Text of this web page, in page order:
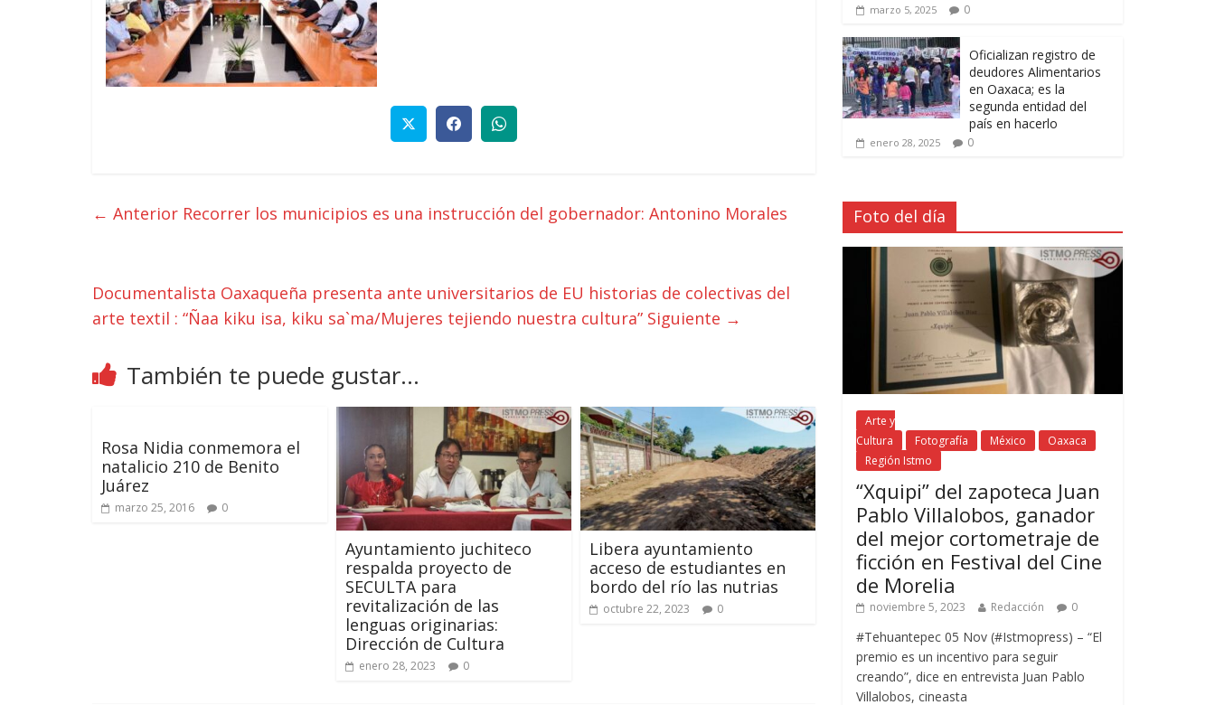
← Anterior Recorrer los municipios es una instrucción del gobernador: Antonino Morales
Documentalista Oaxaqueña presenta ante universitarios de EU historias de colectivas del
arte textil : “Ñaa kiku isa, kiku sa`ma/Mujeres tejiendo nuestra cultura” Siguiente →
También te puede gustar...
Rosa Nidia conmemora el
natalicio 210 de Benito
Juárez
marzo 25, 2016 0
Ayuntamiento juchiteco
respalda proyecto de
SECULTA para
revitalización de las
lenguas originarias:
Dirección de Cultura
enero 28, 2023 0
Libera ayuntamiento
acceso de estudiantes en
bordo del río las nutrias
octubre 22, 2023 0
marzo 5, 2025 0
Oficializan registro de
deudores Alimentarios
en Oaxaca; es la
segunda entidad del
país en hacerlo
enero 28, 2025 0
Foto del día
Arte y
Cultura
Fotografía México
Oaxaca
Región Istmo
“Xquipi” del zapoteca Juan
Pablo Villalobos, ganador
del mejor cortometraje de
ficción en Festival del Cine
de Morelia
noviembre 5, 2023 Redacción 0
#Tehuantepec 05 Nov (#Istmopress) – “El
premio es un incentivo para seguir
creando”, dice en entrevista Juan Pablo
Villalobos, cineasta